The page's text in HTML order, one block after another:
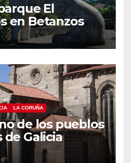
El
en Betanzos
LA CORUÑA
de los pueblos
Galicia